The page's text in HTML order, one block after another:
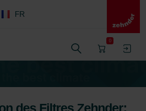
FR
0
des Filtres Zehnder: